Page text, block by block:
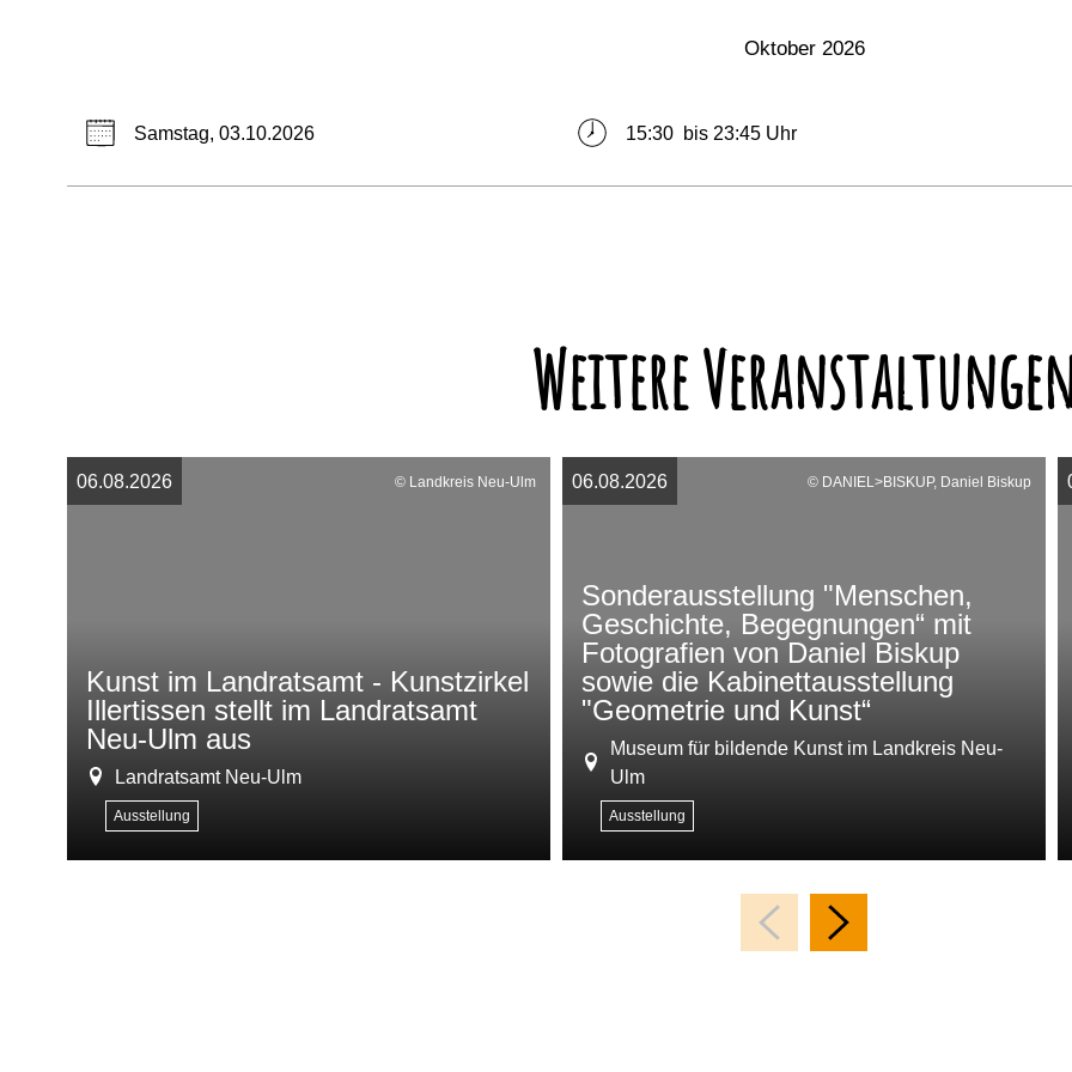
Oktober 2026
Samstag, 03.10.2026 15:30 bis 23:45 Uhr
Weitere
06.08.2026 © Landkreis Neu-Ulm
Kunst im Landratsamt - Kunstzirkel
Illertissen stellt im Landratsamt
Neu-Ulm aus
Landratsamt Neu-Ulm
Ausstellung
06.08.2026 © DANIEL>BISKUP, Daniel Biskup
Sonderausstellung "Menschen,
Geschichte, Begegnungen“ mit
Fotografien von Daniel Biskup
sowie die Kabinettausstellung
"Geometrie und Kunst“
Museum für bildende Kunst im Landkreis Neu-
Ulm
Ausstellung